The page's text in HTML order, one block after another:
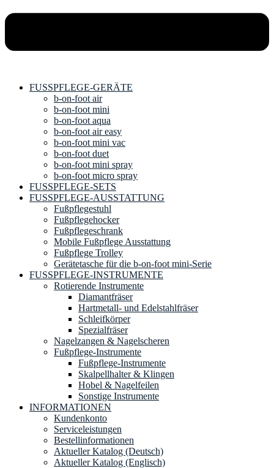
FUSSPFLEGE-GERÄTE
b-on-foot air
b-on-foot mini
b-on-foot aqua
b-on-foot air easy
b-on-foot mini vac
b-on-foot duet
b-on-foot mini spray
b-on-foot micro spray
FUSSPFLEGE-SETS
FUSSPFLEGE-AUSSTATTUNG
Fußpflegestuhl
Fußpflegehocker
Fußpflegeschrank
Mobile Fußpflege Ausstattung
Fußpflege Trolley
Gerätetasche für die b-on-foot mini-Serie
FUSSPFLEGE-INSTRUMENTE
Rotierende Instrumente
Diamantfräser
Hartmetall- und Edelstahlfräser
Schleifkörper
Spezialfräser
Nagelzangen & Nagelscheren
Fußpflege-Instrumente
Fußpflege-Instrumente
Skalpellhalter & Klingen
Hobel & Nagelfeilen
Sonstige Instrumente
INFORMATIONEN
Kundenkonto
Serviceleistungen
Bestellinformationen
Aktueller Katalog (Deutsch)
Aktueller Katalog (Englisch)